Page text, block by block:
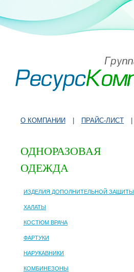
О КОМПАНИИ ПРАЙС-ЛИСТ
ОДНОРАЗОВАЯ
ОДЕЖДА
ИЗДЕЛИЯ ДОПОЛНИТЕЛЬНОЙ ЗАЩИТЫ
ХАЛАТЫ
КОСТЮМ ВРАЧА
ФАРТУКИ
НАРУКАВНИКИ
КОМБИНЕЗОНЫ